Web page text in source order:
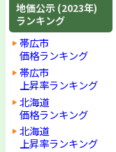
地価公示 (2023年)
ランキング
帯広市
価格ランキング
帯広市
上昇率ランキング
北海道
価格ランキング
北海道
上昇率ランキング